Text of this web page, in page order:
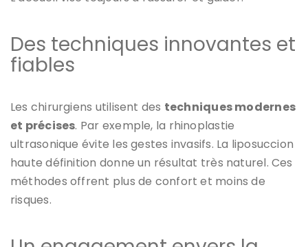
Des techniques innovantes et
fiables
Les chirurgiens utilisent des techniques modernes
et précises. Par exemple, la rhinoplastie
ultrasonique évite les gestes invasifs. La liposuccion
haute définition donne un résultat très naturel. Ces
méthodes offrent plus de confort et moins de
risques.